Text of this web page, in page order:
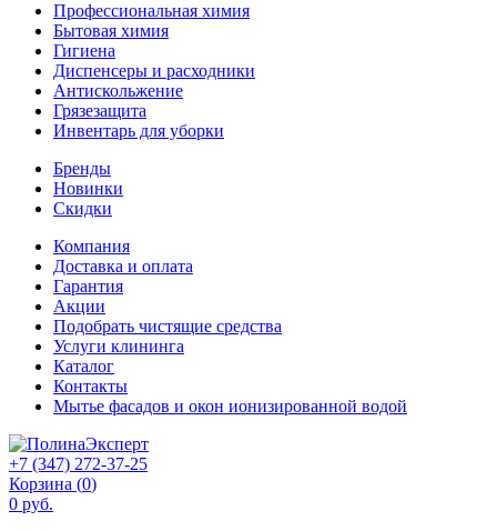
Профессиональная химия
Бытовая химия
Гигиена
Диспенсеры и расходники
Антискольжение
Грязезащита
Инвентарь для уборки
Бренды
Новинки
Скидки
Компания
Доставка и оплата
Гарантия
Акции
Подобрать чистящие средства
Услуги клининга
Каталог
Контакты
Мытье фасадов и окон ионизированной водой
+7 (347) 272-37-25
Корзина (0)
0 руб.